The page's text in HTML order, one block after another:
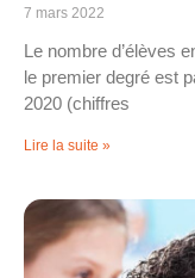
7 mars 2022
Le nombre d’élèves
le premier degré est
2020 (chiffres
Lire la suite »